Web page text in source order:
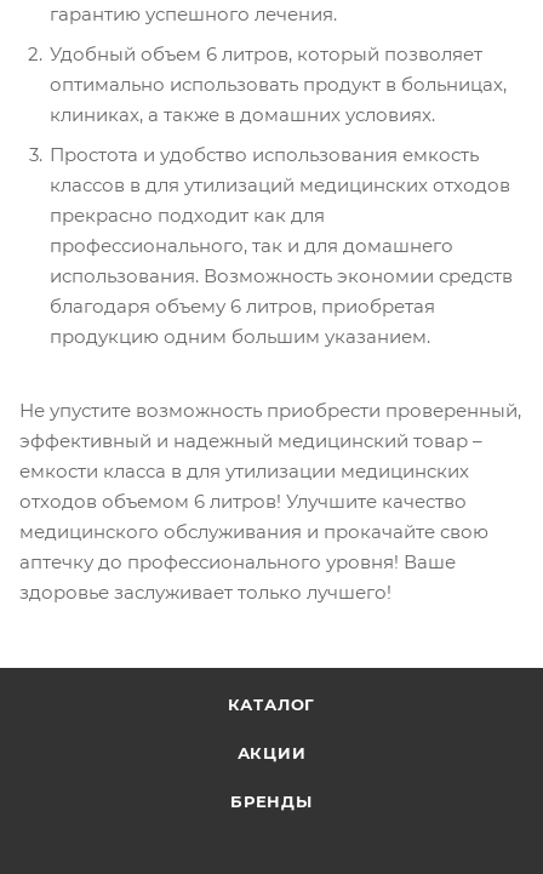
гарантию успешного лечения.
Удобный объем 6 литров, который позволяет
оптимально использовать продукт в больницах,
клиниках, а также в домашних условиях.
Простота и удобство использования емкость
классов в для утилизаций медицинских отходов
прекрасно подходит как для
профессионального, так и для домашнего
использования. Возможность экономии средств
благодаря объему 6 литров, приобретая
продукцию одним большим указанием.
Не упустите возможность приобрести проверенный,
эффективный и надежный медицинский товар –
емкости класса в для утилизации медицинских
отходов объемом 6 литров! Улучшите качество
медицинского обслуживания и прокачайте свою
аптечку до профессионального уровня! Ваше
здоровье заслуживает только лучшего!
КАТАЛОГ
АКЦИИ
БРЕНДЫ